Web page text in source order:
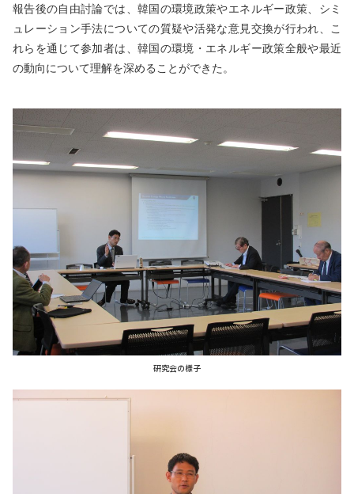
報告後の自由討論では、韓国の環境政策やエネルギー政策、シミ
ュレーション手法についての質疑や活発な意見交換が行われ、こ
れらを通じて参加者は、韓国の環境・エネルギー政策全般や最近
の動向について理解を深めることができた。
研究会の様子